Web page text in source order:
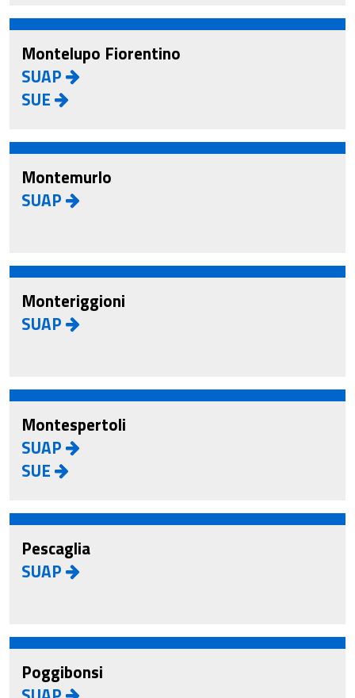
Montelupo Fiorentino
SUAP
SUE
Montemurlo
SUAP
Monteriggioni
SUAP
Montespertoli
SUAP
SUE
Pescaglia
SUAP
Poggibonsi